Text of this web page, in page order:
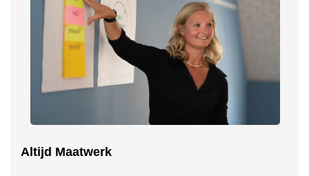
Altijd Maatwerk